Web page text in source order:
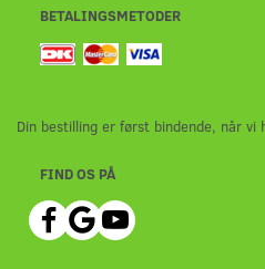
BETALINGSMETODER
Din bestilling er først bindende, når
FIND OS PÅ